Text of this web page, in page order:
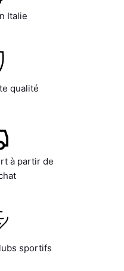
Italie
qualité
à partir de
sportifs